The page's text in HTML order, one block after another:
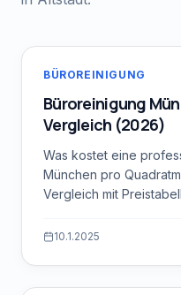
BÜROREINIGUNG
Büroreinigung
Vergleich (2026)
Was kostet eine
München pro
Vergleich mit
10.1.2025